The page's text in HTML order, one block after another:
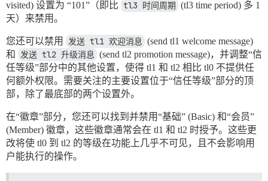
visited) 设置为 “101”（即比 tl3 时间周期 (tl3 time period) 多 1
天）来禁用。
您还可以禁用 发送 tl1 欢迎消息 (send tl1 welcome message)
和 发送 tl2 升级消息 (send tl2 promotion message)，并调整“信
任等级”部分中的其他设置，使得 tl1 和 tl2 相比 tl0 不提供任
何额外权限。需要关注的主要设置位于“信任等级”部分的顶
部，除了最底部的两个设置外。
在“徽章”部分，您还可以找到并禁用“基础” (Basic) 和“会员”
(Member) 徽章，这些徽章通常会在 tl1 和 tl2 时授予。这些更
改将使 tl0 到 tl2 的等级在功能上几乎不可见，且不会影响用
户能执行的操作。